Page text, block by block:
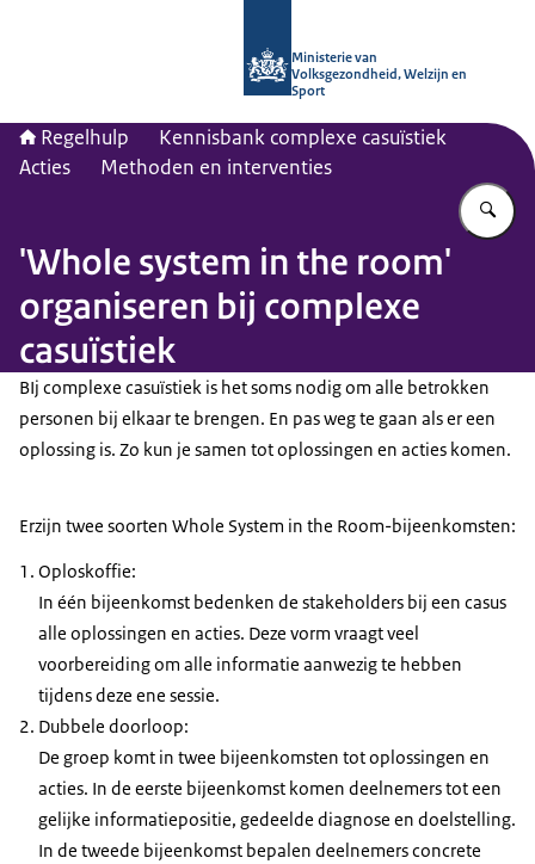
Ministerie van
Volksgezondheid, Welzijn en
Sport
Regelhulp
Kennisbank complexe casuïstiek
Acties
Methoden en interventies
'Whole system in the room'
organiseren bij complexe
casuïstiek
BIj complexe casuïstiek is het soms nodig om alle betrokken
personen bij elkaar te brengen. En pas weg te gaan als er een
oplossing is. Zo kun je samen tot oplossingen en acties komen.
Erzijn twee soorten Whole System in the Room-bijeenkomsten:
Oploskoffie:
In één bijeenkomst bedenken de stakeholders bij een casus
alle oplossingen en acties. Deze vorm vraagt veel
voorbereiding om alle informatie aanwezig te hebben
tijdens deze ene sessie.
Dubbele doorloop:
De groep komt in twee bijeenkomsten tot oplossingen en
acties. In de eerste bijeenkomst komen deelnemers tot een
gelijke informatiepositie, gedeelde diagnose en doelstelling.
In de tweede bijeenkomst bepalen deelnemers concrete